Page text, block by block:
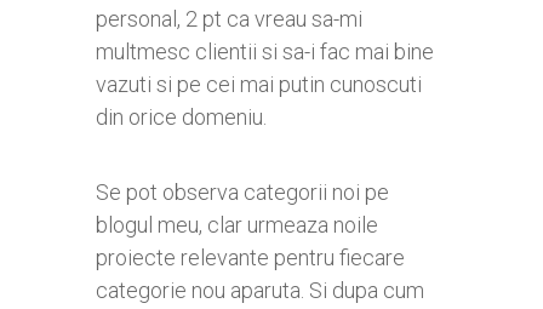
personal, 2 pt ca vreau sa-mi
multmesc clientii si sa-i fac mai bine
vazuti si pe cei mai putin cunoscuti
din orice domeniu.
Se pot observa categorii noi pe
blogul meu, clar urmeaza noile
proiecte relevante pentru fiecare
categorie nou aparuta. Si dupa cum